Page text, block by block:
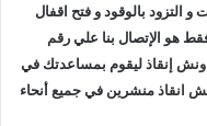
و التزود بالوقود و فتح اقفال
هو الإتصال بنا عليرقم
إنقاذليقوم بمساعدتك في
انقاذمنشرين في جميع أنحاء